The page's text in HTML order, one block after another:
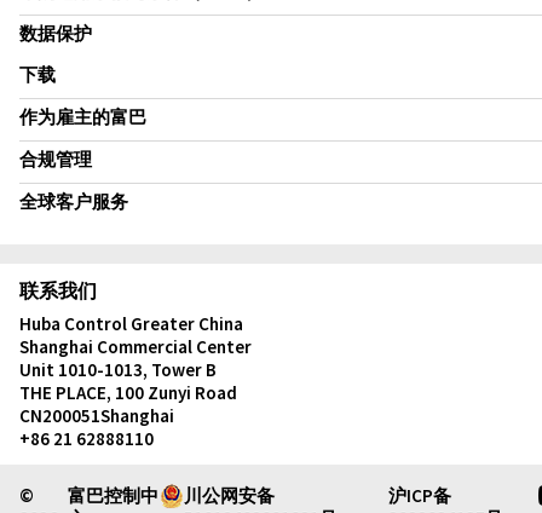
数据保护
下载
作为雇主的富巴
合规管理
全球客户服务
联系我们
Huba Control Greater China
Shanghai Commercial Center
Unit 1010-1013, Tower B
THE PLACE, 100 Zunyi Road
CN200051Shanghai
+86 21 62888110
©
富巴控制中
川公网安备
沪ICP备